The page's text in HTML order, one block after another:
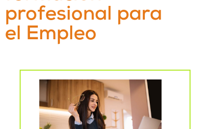
profesional para
el Empleo